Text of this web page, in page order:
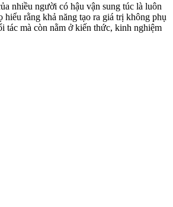
nhiều người có hậu vận sung túc là luôn
hiểu rằng khả năng tạo ra giá trị không phụ
tác mà còn nằm ở kiến thức, kinh nghiệm